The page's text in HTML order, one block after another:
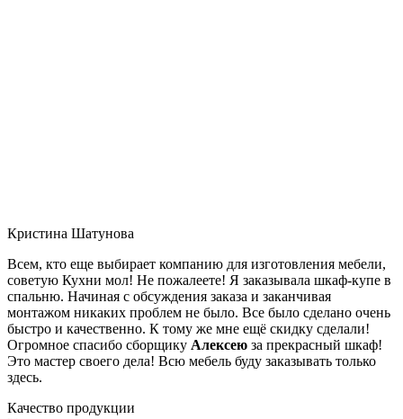
Кристина Шатунова
Всем, кто еще выбирает компанию для изготовления мебели,
советую Кухни мол! Не пожалеете! Я заказывала шкаф-купе в
спальню. Начиная с обсуждения заказа и заканчивая
монтажом никаких проблем не было. Все было сделано очень
быстро и качественно. К тому же мне ещё скидку сделали!
Огромное спасибо сборщику Алексею за прекрасный шкаф!
Это мастер своего дела! Всю мебель буду заказывать только
здесь.
Качество продукции